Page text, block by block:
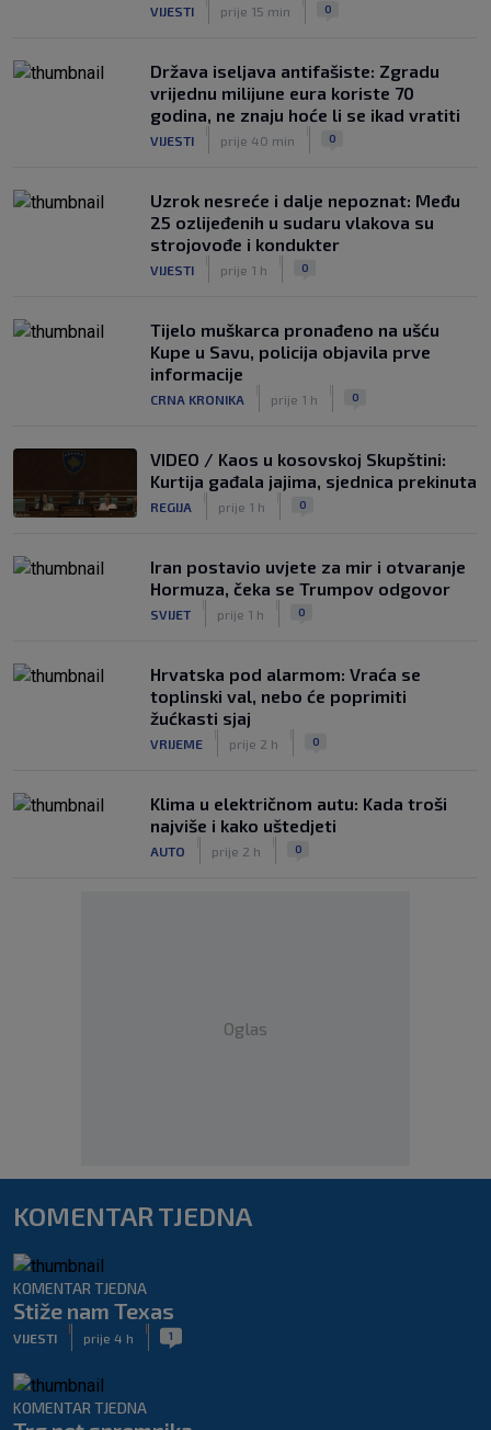
SK 8. kol.
Cornerom’: Evo čime je impresionirao
Šotiček
SK 8. kol.
VIJESTI prije 15 min 0
Država iseljava antifašiste: Zgradu
vrijednu milijune eura koriste 70
godina, ne znaju hoće li se ikad vratiti
VIJESTI prije 40 min 0
Uzrok nesreće i dalje nepoznat: Među
25 ozlijeđenih u sudaru vlakova su
strojovođe i kondukter
VIJESTI prije 1 h 0
Tijelo muškarca pronađeno na ušću
Kupe u Savu, policija objavila prve
informacije
CRNA KRONIKA prije 1 h 0
VIDEO / Kaos u kosovskoj Skupštini:
Kurtija gađala jajima, sjednica prekinuta
REGIJA prije 1 h 0
Iran postavio uvjete za mir i otvaranje
Hormuza, čeka se Trumpov odgovor
SVIJET prije 1 h 0
Hrvatska pod alarmom: Vraća se
toplinski val, nebo će poprimiti
žućkasti sjaj
VRIJEME prije 2 h 0
Klima u električnom autu: Kada troši
najviše i kako uštedjeti
AUTO prije 2 h 0
Oglas
KOMENTAR TJEDNA
KOMENTAR TJEDNA
Stiže nam Texas
VIJESTI prije 4 h 1
KOMENTAR TJEDNA